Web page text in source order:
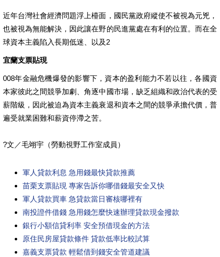
近年台灣社會經濟問題浮上檯面，國民黨政府縱使不被視為元兇，
也被視為無能解決，因此讓在野的民進黨處在有利的位置。而在全
球資本主義陷入長期低迷、以及2
宜蘭支票貼現
008年金融危機爆發的影響下，資本的盈利能力不若以往，各國資
本家彼此之間競爭加劇、角逐中國市場，缺乏組織和政治代表的受
薪階級，因此被迫為資本主義衰退和資本之間的競爭承擔代價，普
遍受就業困難和薪資停滯之苦。
?文／毛翊宇（勞動視野工作室成員）
軍人貸款利息 急用錢最快貸款推薦
苗栗支票貼現 專家告訴你哪借錢最安全又快
軍人貸款買車 急貸款當日審核哪裡有
南投證件借錢 急用錢怎麼快速辦理貸款現金撥款
銀行小額信貸利率 安全預借現金的方法
原住民房屋貸款條件 貸款低率比較試算
嘉義支票貸款 輕鬆借到錢安全管道建議